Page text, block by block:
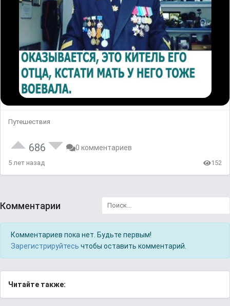
Путешествия
686 0 комментариев
5 лет назад 152
Комментарии
Комментариев пока нет. Будьте первым!
Зарегистрируйтесь чтобы оставить комментарий.
Читайте также: